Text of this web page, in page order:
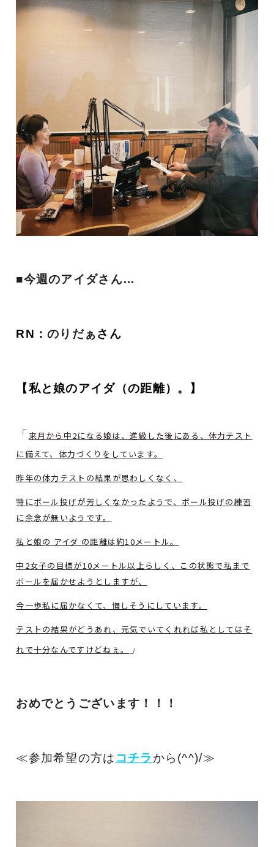
■今週のアイダさん…
RN：のりだぁさん
【私と娘のアイダ（の距離）。 】
「 来月から中2になる娘は、進級した後にある、体力テスト
に備えて、体力づくりをしています。
昨年の体力テストの結果が思わしくなく、
特にボール投げが芳しくなかったようで、ボール投げの練習
に余念が無いようです。
私と娘の アイダ の距離は約10メートル。
中2女子の目標が10メートル以上らしく、この状態で私まで
ボールを届かせようとしますが、
今一歩私に届かなくて、悔しそうにしています。
テストの結果がどうあれ、元気でいてくれれば私としてはそ
れで十分なんですけどねぇ。
」
おめでとうございます！！！
≪参加希望の方は コチラ から(^^)/≫